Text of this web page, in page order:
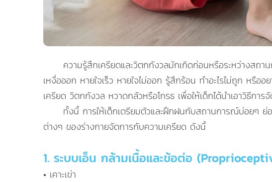
ความรู้สึกเครียดและวิตกกังวลมักเกิดก่อนหรือระหว่างสถ
เหงื่อออก หายใจเร็ว หายใจไม่ออก รู้สึกร้อน ทำอะไรไม่ถูก หรือ
เครียด วิตกกังวล หวาดกลัวหรือโกรธ เพื่อให้เด็กได้นำเอาวิธีก
ทั้งนี้ การให้เด็กเตรียมตัวและฝึกฝนกับสถานการณ์บ่อยๆ ย่
ต่างๆ ของร่างกายจัดการกับความเครียด ดังนี้
1. ระบบเอ็น กล้ามเนื้อและข้อต่อ
• เคาะเข่า